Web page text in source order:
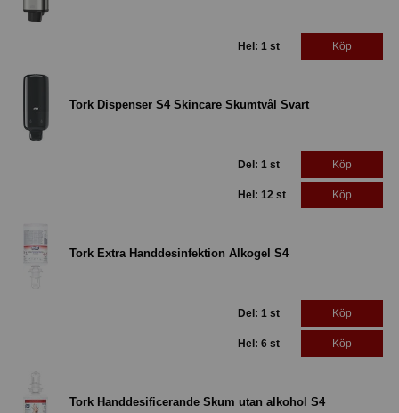
Hel: 1 st Köp
Tork Dispenser S4 Skincare Skumtvål Svart
Del: 1 st Köp
Hel: 12 st Köp
Tork Extra Handdesinfektion Alkogel S4
Del: 1 st Köp
Hel: 6 st Köp
Tork Handdesificerande Skum utan alkohol S4